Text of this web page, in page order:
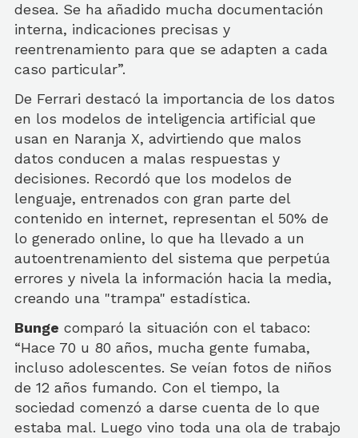
desea. Se ha añadido mucha documentación
interna, indicaciones precisas y
reentrenamiento para que se adapten a cada
caso particular”.
De Ferrari destacó la importancia de los datos
en los modelos de inteligencia artificial que
usan en Naranja X, advirtiendo que malos
datos conducen a malas respuestas y
decisiones. Recordó que los modelos de
lenguaje, entrenados con gran parte del
contenido en internet, representan el 50% de
lo generado online, lo que ha llevado a un
autoentrenamiento del sistema que perpetúa
errores y nivela la información hacia la media,
creando una "trampa" estadística.
Bunge comparó la situación con el tabaco:
“Hace 70 u 80 años, mucha gente fumaba,
incluso adolescentes. Se veían fotos de niños
de 12 años fumando. Con el tiempo, la
sociedad comenzó a darse cuenta de lo que
estaba mal. Luego vino toda una ola de trabajo